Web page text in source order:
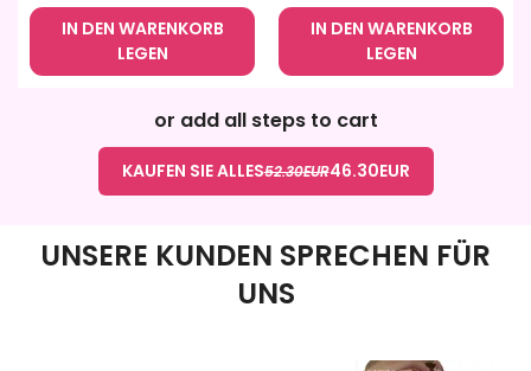
IN DEN WARENKORB
LEGEN
IN DEN WARENKORB
LEGEN
or add all steps to cart
KAUFEN SIE ALLES52.30EUR46.30EUR
UNSERE KUNDEN SPRECHEN FÜR
UNS